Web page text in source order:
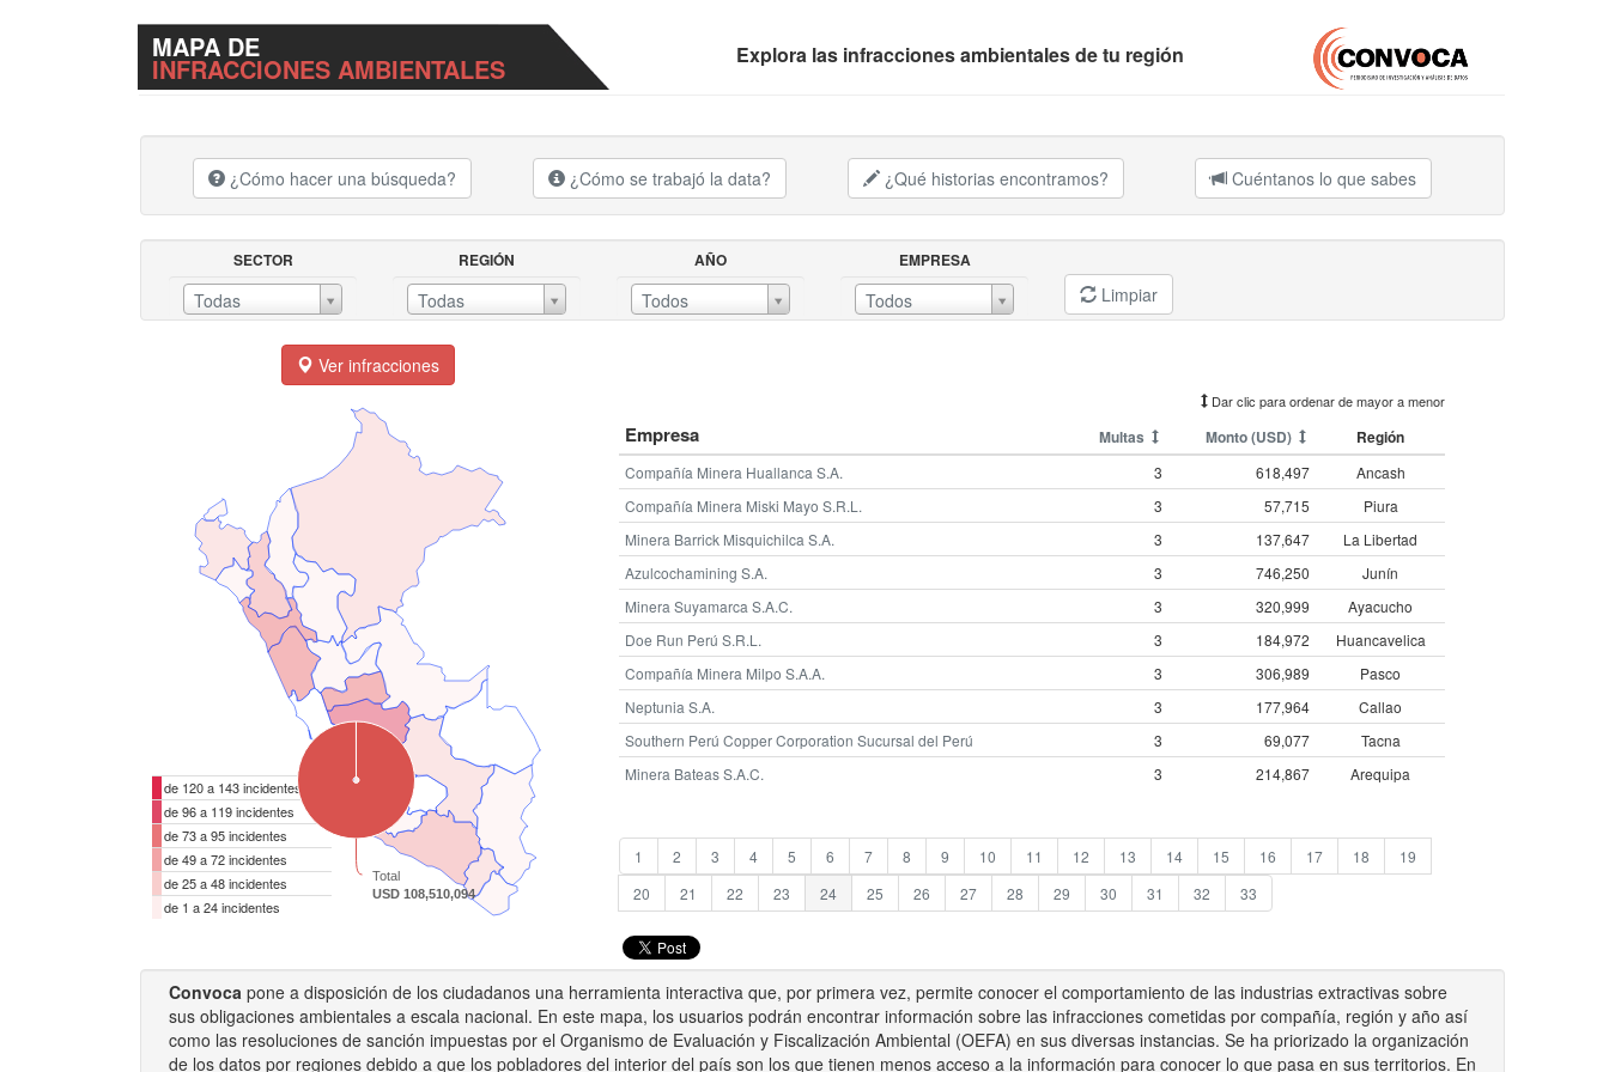
MAPA DE
INFRACCIONES AMBIENTALES Explora las infracciones ambientales de tu región
¿Cómo hacer una búsqueda? ¿Cómo se trabajó la data? ¿Qué historias encontramos? Cuéntanos lo que sabes
SECTOR
Todas
REGIÓN
Todas
SECTORREGIÓN
AÑO
Todos
AÑOEMPRESA
EMPRESA
Todos Limpiar
Ver infracciones
de 120 a 143 incidentes
de 96 a 119 incidentes
de 73 a 95 incidentes
de 49 a 72 incidentes
de 25 a 48 incidentes
de 1 a 24 incidentes
Total
USD 108,510,094
Dar clic para ordenar de mayor a menor
Empresa Multas Monto (USD) Región
Compañía Minera Huallanca S.A. 3 618,497
Ancash
Compañía Minera Miski Mayo S.R.L.
3 57,715
Piura
Minera Barrick Misquichilca S.A.
3 137,647
La Libertad
Azulcochamining S.A.
3 746,250
Junín
Minera Suyamarca S.A.C.
3 320,999
Ayacucho
Doe Run Perú S.R.L.
3 184,972
Huancavelica
Compañía Minera Milpo S.A.A.
3 306,989
Pasco
Neptunia S.A.
3 177,964
Callao
Southern Perú Copper Corporation Sucursal del Perú
3 69,077
Tacna
Minera Bateas S.A.C.
3 214,867 Arequipa
1 2 3 4 5 6 7 8 9 10 11 12 13 14 15 16 17 18
19
20
21 22 23 24 25 26 27 28 29 30 31 32 33
Convoca pone a disposición de los ciudadanos una herramienta interactiva que, por primera vez, permite conocer el comportamiento de las industrias extractivas sobre
sus obligaciones ambientales a escala nacional. En este mapa, los usuarios podrán encontrar información sobre las infracciones cometidas por compañía, región y año así
como las resoluciones de sanción impuestas por el Organismo de Evaluación y Fiscalización Ambiental (OEFA) en sus diversas instancias. Se ha priorizado la organización
de los datos por regiones debido a que los pobladores del interior del país son los que tienen menos acceso a la información para conocer lo que pasa en sus territorios. En